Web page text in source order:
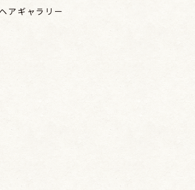
ヘアギャラリー